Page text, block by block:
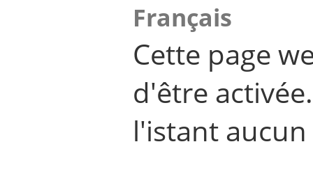
Français
Cette page
d'être
l'istant